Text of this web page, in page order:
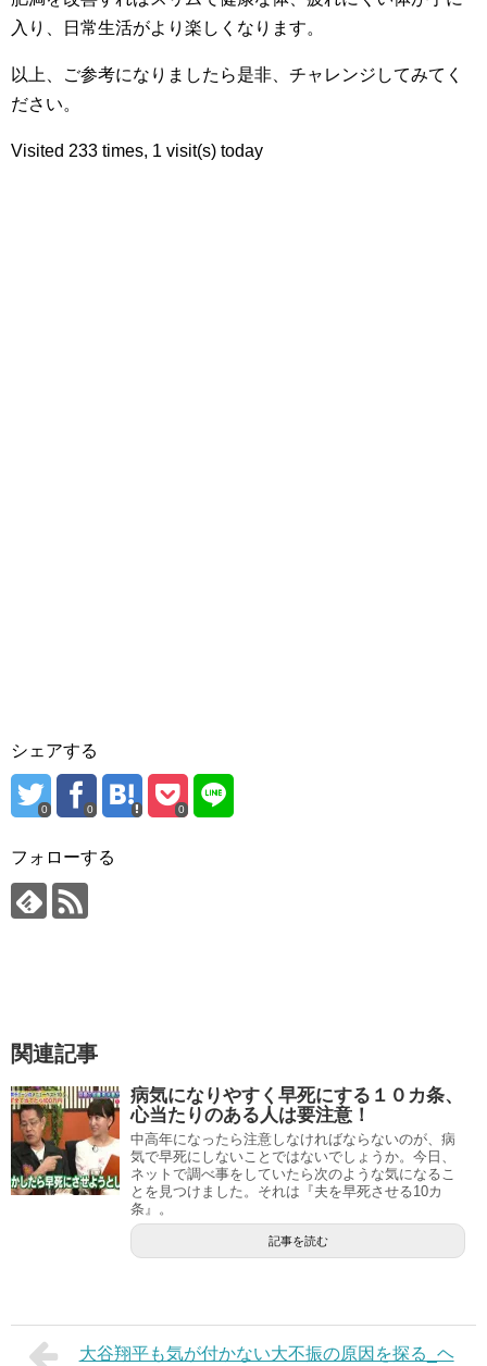
入り、日常生活がより楽しくなります。
以上、ご参考になりましたら是非、チャレンジしてみてく
ださい。
Visited 233 times, 1 visit(s) today
シェアする
0 0 0
フォローする
関連記事
病気になりやすく早死にする１０カ条、
心当たりのある人は要注意！
中高年になったら注意しなければならないのが、病
気で早死にしないことではないでしょうか。今日、
ネットで調べ事をしていたら次のような気になるこ
とを見つけました。それは『夫を早死させる10カ
条』。
記事を読む
大谷翔平も気が付かない大不振の原因を探る_ヘ